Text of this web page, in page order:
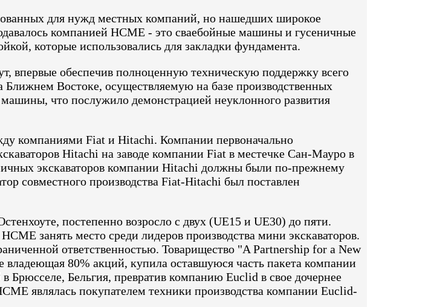
для нужд местных компаний, но нашедших широкое
компанией HCME - это сваебойные машины и гусеничные
которые использовались для закладки фундамента.
впервые обеспечив полноценную техническую поддержку всего
Востоке, осуществляемую на базе производственных
что послужило демонстрацией неуклонного развития
компаниями Fiat и Hitachi. Компании первоначально
Hitachi на заводе компании Fiat в местечке Сан-Мауро в
экскаваторов компании Hitachi должны были по-прежнему
совместного производства Fiat-Hitachi был поставлен
постепенно возросло с двух (UE15 и UE30) до пяти.
занять место среди лидеров производства мини экскаваторов.
ответственностью. Товарищество "A Partnership for a New
80% акций, купила оставшуюся часть пакета компании
Бельгия, превратив компанию Euclid в свое дочернее
являлась покупателем техники производства компании Euclid-